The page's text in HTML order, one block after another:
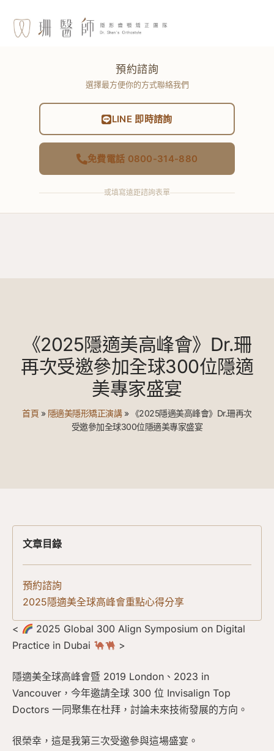
預約諮詢
選擇最方便你的方式聯絡我們
LINE 即時諮詢
免費電話 0800-314-880
或填寫遠距諮詢表單
《2025隱適美高峰會》Dr.珊
再次受邀參加全球300位隱適
美專家盛宴
首頁 » 隱適美隱形矯正演講» 《2025隱適美高峰會》Dr.珊再次
受邀參加全球300位隱適美專家盛宴
文章目錄
預約諮詢
2025隱適美全球高峰會重點心得分享
<
2025 Global 300 Align Symposium on Digital
Practice in Dubai
>
隱適美全球高峰會暨 2019 London、2023 in
Vancouver，今年邀請全球 300 位 Invisalign Top
Doctors 一同聚集在杜拜，討論未來技術發展的方向。
很榮幸，這是我第三次受邀參與這場盛宴。